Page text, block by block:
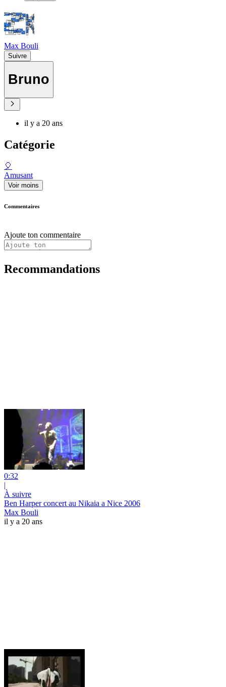
Max Bouli
Suivre
Bruno
il y a 20 ans
Catégorie
🎈
Amusant
Voir moins
Commentaires
Ajoute ton commentaire
Recommandations
0:32
|
À suivre
Ben Harper concert au Nikaia a Nice 2006
Max Bouli
il y a 20 ans